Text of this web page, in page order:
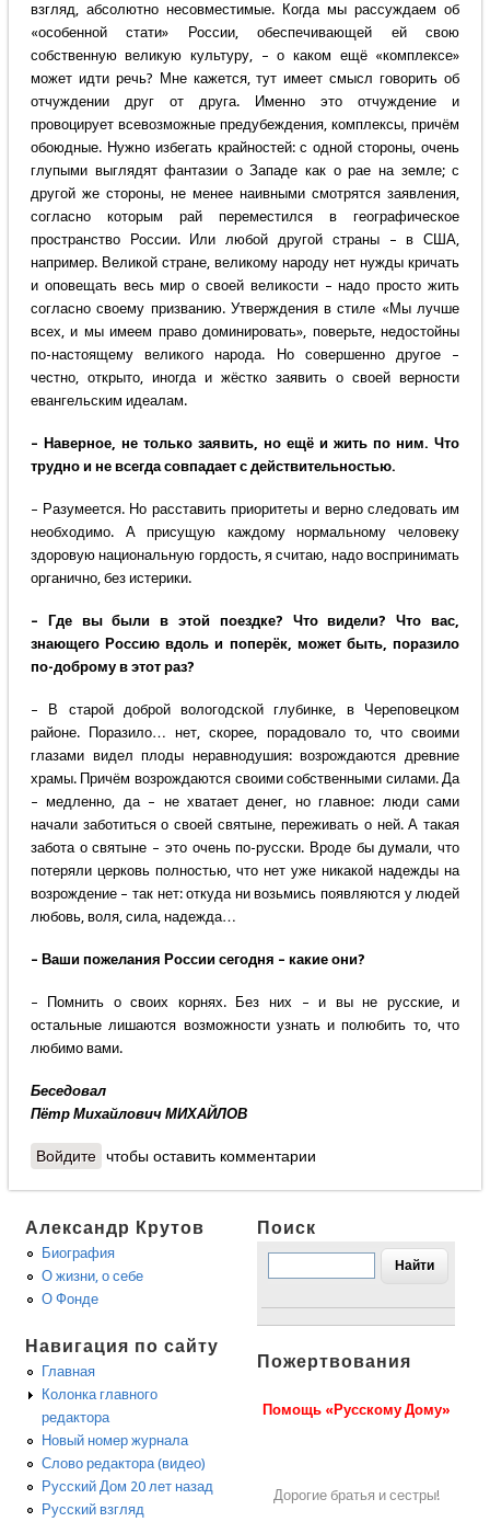
взгляд, абсолютно несовместимые. Когда мы рассуждаем об
«особенной стати» России, обеспечивающей ей свою
собственную великую культуру, – о каком ещё «комплексе»
может идти речь? Мне кажется, тут имеет смысл говорить об
отчуждении друг от друга. Именно это отчуждение и
провоцирует всевозможные предубеждения, комплексы, причём
обоюдные. Нужно избегать крайностей: с одной стороны, очень
глупыми выглядят фантазии о Западе как о рае на земле; с
другой же стороны, не менее наивными смотрятся заявления,
согласно которым рай переместился в географическое
пространство России. Или любой другой страны – в США,
например. Великой стране, великому народу нет нужды кричать
и оповещать весь мир о своей великости – надо просто жить
согласно своему призванию. Утверждения в стиле «Мы лучше
всех, и мы имеем право доминировать», поверьте, недостойны
по-настоящему великого народа. Но совершенно другое –
честно, открыто, иногда и жёстко заявить о своей верности
евангельским идеалам.
– Наверное, не только заявить, но ещё и жить по ним. Что
трудно и не всегда совпадает с действительностью.
– Разумеется. Но расставить приоритеты и верно следовать им
необходимо. А присущую каждому нормальному человеку
здоровую национальную гордость, я считаю, надо воспринимать
органично, без истерики.
– Где вы были в этой поездке? Что видели? Что вас,
знающего Россию вдоль и поперёк, может быть, поразило
по-доброму в этот раз?
– В старой доброй вологодской глубинке, в Череповецком
районе. Поразило… нет, скорее, порадовало то, что своими
глазами видел плоды неравнодушия: возрождаются древние
храмы. Причём возрождаются своими собственными силами. Да
– медленно, да – не хватает денег, но главное: люди сами
начали заботиться о своей святыне, переживать о ней. А такая
забота о святыне – это очень по-русски. Вроде бы думали, что
потеряли церковь полностью, что нет уже никакой надежды на
возрождение – так нет: откуда ни возьмись появляются у людей
любовь, воля, сила, надежда…
– Ваши пожелания России сегодня – какие они?
– Помнить о своих корнях. Без них – и вы не русские, и
остальные лишаются возможности узнать и полюбить то, что
любимо вами.
Беседовал
Пётр Михайлович МИХАЙЛОВ
Войдите чтобы оставить комментарии
Александр Крутов
Биография
О жизни, о себе
О Фонде
Навигация по сайту
Главная
Колонка главного
редактора
Новый номер журнала
Слово редактора (видео)
Русский Дом 20 лет назад
Русский взгляд
Поиск
Пожертвования
Помощь «Русскому Дому»
Дорогие братья и сестры!